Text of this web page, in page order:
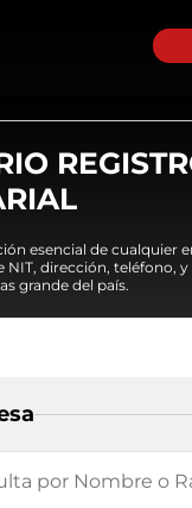
esencial de cualquier
dirección, teléfono, y
grande del país.